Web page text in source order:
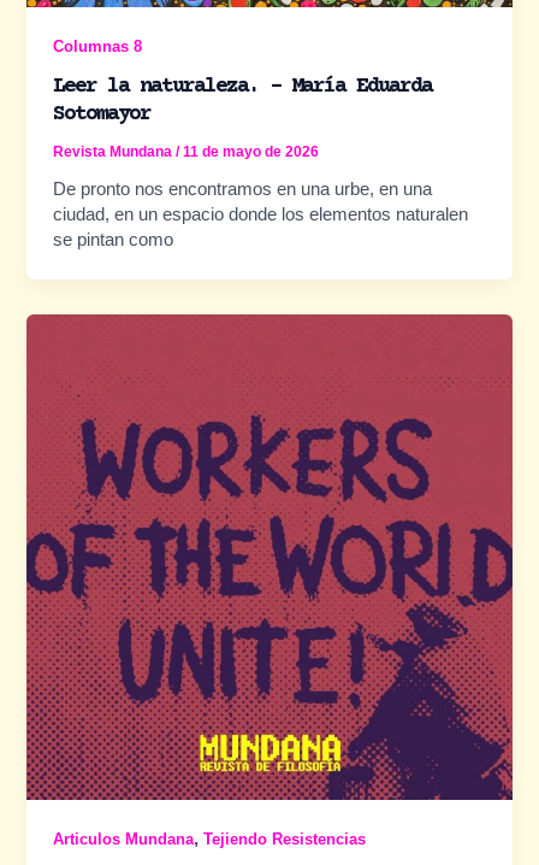
Columnas 8
Leer la naturaleza. – María Eduarda
Sotomayor
Revista Mundana/11 de mayo de 2026
De pronto nos encontramos en una urbe, en una
ciudad, en un espacio donde los elementos naturalen
se pintan como
Articulos Mundana,Tejiendo Resistencias